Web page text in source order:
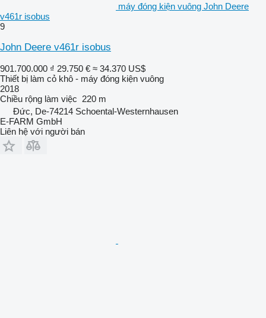
máy đóng kiện vuông John Deere
v461r isobus
9
John Deere v461r isobus
901.700.000 ₫ 29.750 € ≈ 34.370 US$
Thiết bị làm cỏ khô - máy đóng kiện vuông
2018
Chiều rộng làm việc 220 m
Đức, De-74214 Schoental-Westernhausen
E-FARM GmbH
Liên hệ với người bán